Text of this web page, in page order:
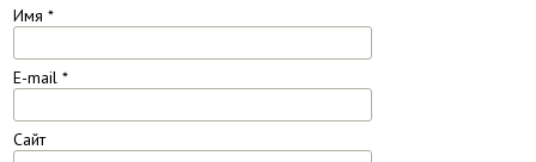
Имя *
E-mail *
Сайт